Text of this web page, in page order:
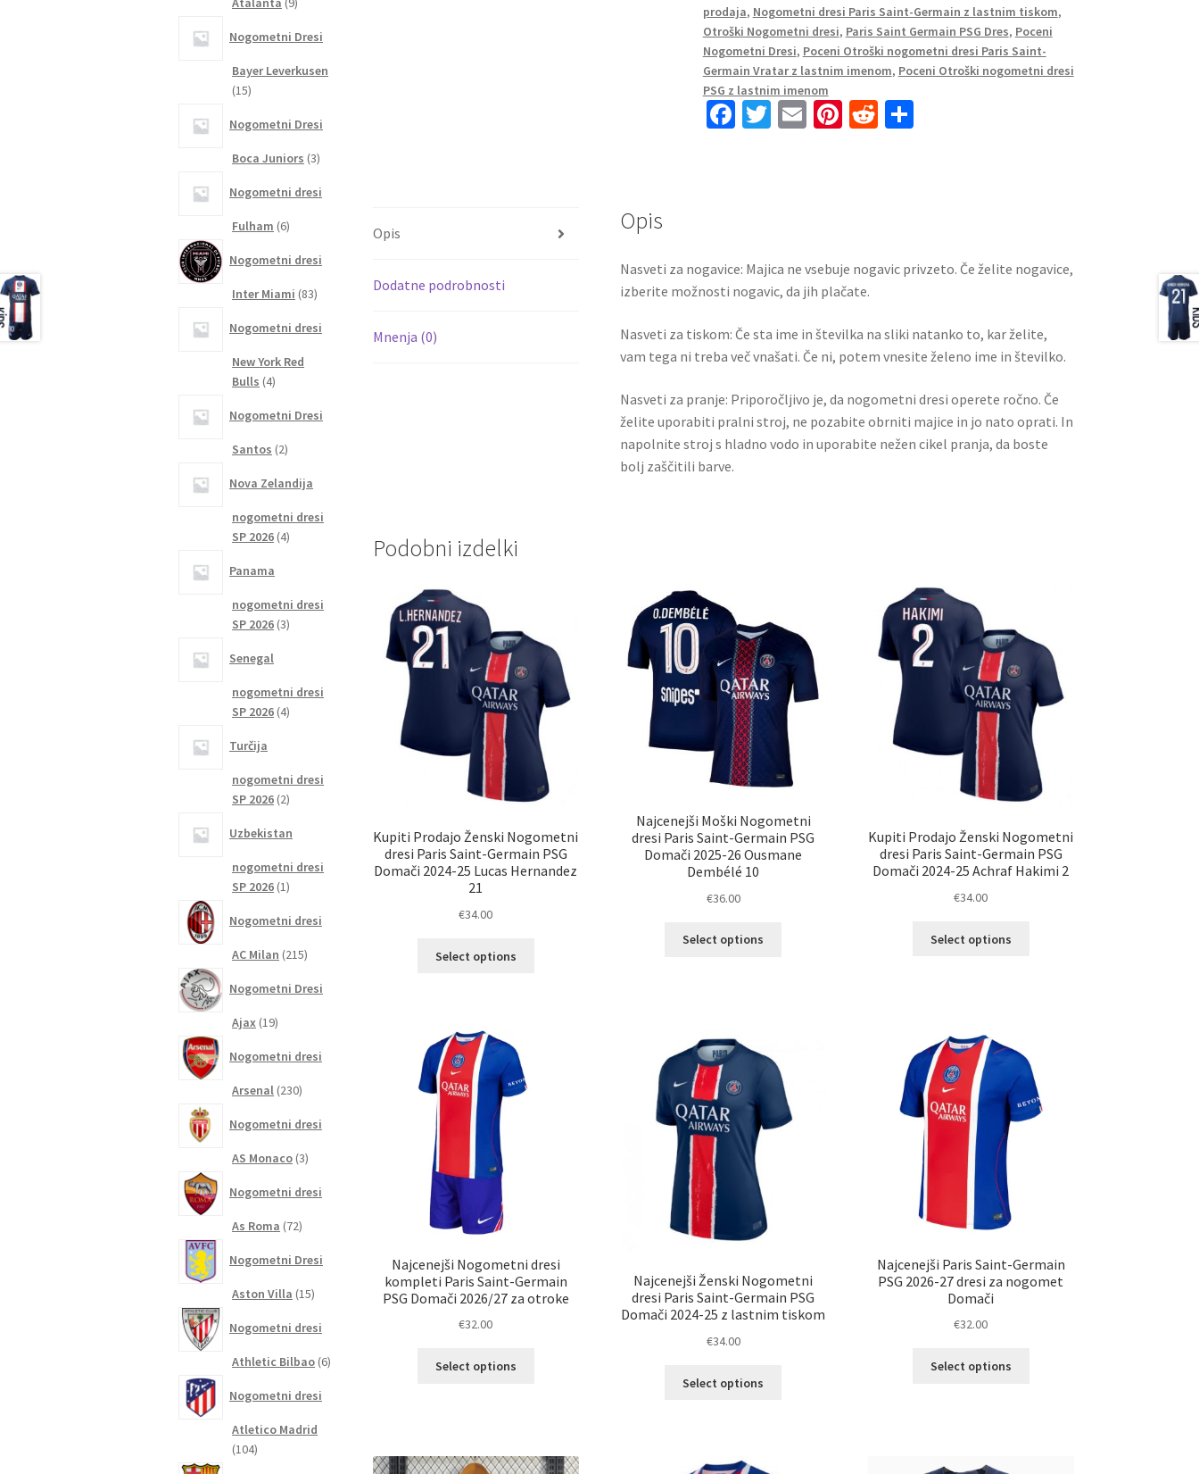
Domači
2023
Kratek
Rokav
+
Kratke
prodaja, Nogometni dresi Paris Saint-Germain z lastnim tiskom,
Otroški Nogometni dresi, Paris Saint Germain PSG Dres, Poceni
Nogometni Dresi, Poceni Otroški nogometni dresi Paris Saint-
Germain Vratar z lastnim imenom, Poceni Otroški nogometni dresi
PSG z lastnim imenom
Fa
k
T E Pi R S
Opis
Dodatne podrobnosti
Mnenja (0)
Opis
Nasveti za nogavice: Majica ne vsebuje nogavic privzeto. Če želite nogavice,
izberite možnosti nogavic, da jih plačate.
Nasveti za tiskom: Če sta ime in številka na sliki natanko to, kar želite,
vam tega ni treba več vnašati. Če ni, potem vnesite želeno ime in številko.
Nasveti za pranje: Priporočljivo je, da nogometni dresi operete ročno. Če
želite uporabiti pralni stroj, ne pozabite obrniti majice in jo nato oprati. In
napolnite stroj s hladno vodo in uporabite nežen cikel pranja, da boste
bolj zaščitili barve.
Podobni izdelki
Kupiti Prodajo Ženski Nogometni
dresi Paris Saint-Germain PSG
Domači 2024-25 Lucas Hernandez
21
€34.00
Select options
Najcenejši Moški Nogometni
dresi Paris Saint-Germain PSG
Domači 2025-26 Ousmane
Dembélé 10
€36.00
Select options
na
strani
izdelka
Kupiti Prodajo Ženski Nogometni
dresi Paris Saint-Germain PSG
Domači 2024-25 Achraf Hakimi 2
€34.00
Select options
izberete
na
strani
Najcenejši Nogometni dresi
kompleti Paris Saint-Germain
PSG Domači 2026/27 za otroke
€32.00
Select options
Možnosti
Najcenejši Ženski Nogometni
dresi Paris Saint-Germain PSG
Domači 2024-25 z lastnim tiskom
€34.00
Select options
Najcenejši Paris Saint-Germain
PSG 2026-27 dresi za nogomet
Domači
€32.00
Select options
Nogometni Dresi
Bayer Leverkusen
1515
Nogometni Dresi
Boca Juniors 33
Nogometni dresi
Fulham 66
Nogometni dresi
Inter Miami 8383
Nogometni dresi
New York Red
Bulls 44
Nogometni Dresi
Santos 22
Nova Zelandija
nogometni dresi
SP 2026 44
Panama
nogometni dresi
SP 2026 33
Senegal
nogometni dresi
SP 2026 44
Turčija
nogometni dresi
SP 2026 22
Uzbekistan
nogometni dresi
SP 2026 11
Nogometni dresi
AC Milan 215215
Nogometni Dresi
Ajax 1919
Nogometni dresi
Arsenal 230230
Nogometni dresi
AS Monaco 33
Nogometni dresi
As Roma 7272
Nogometni Dresi
Aston Villa 1515
Nogometni dresi
Athletic Bilbao 66
Nogometni dresi
Atletico Madrid
104104